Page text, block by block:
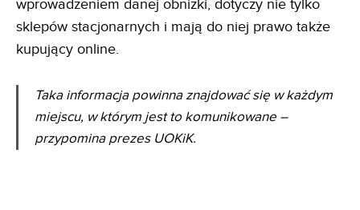
wprowadzeniem danej obniżki, dotyczy nie tylko
sklepów stacjonarnych i mają do niej prawo także
kupujący online.
Taka informacja powinna znajdować się w każdym
miejscu, w którym jest to komunikowane –
przypomina prezes UOKiK.